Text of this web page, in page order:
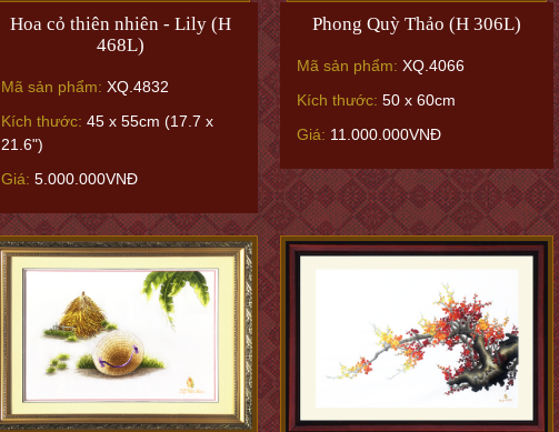
Hoa cỏ thiên nhiên - Lily (H
468L)
Mã sản phẩm: XQ.4832
Kích thước: 45 x 55cm (17.7 x
21.6")
Giá: 5.000.000VNĐ
Phong Quỳ Thảo (H 306L)
Mã sản phẩm: XQ.4066
Kích thước: 50 x 60cm
Giá: 11.000.000VNĐ